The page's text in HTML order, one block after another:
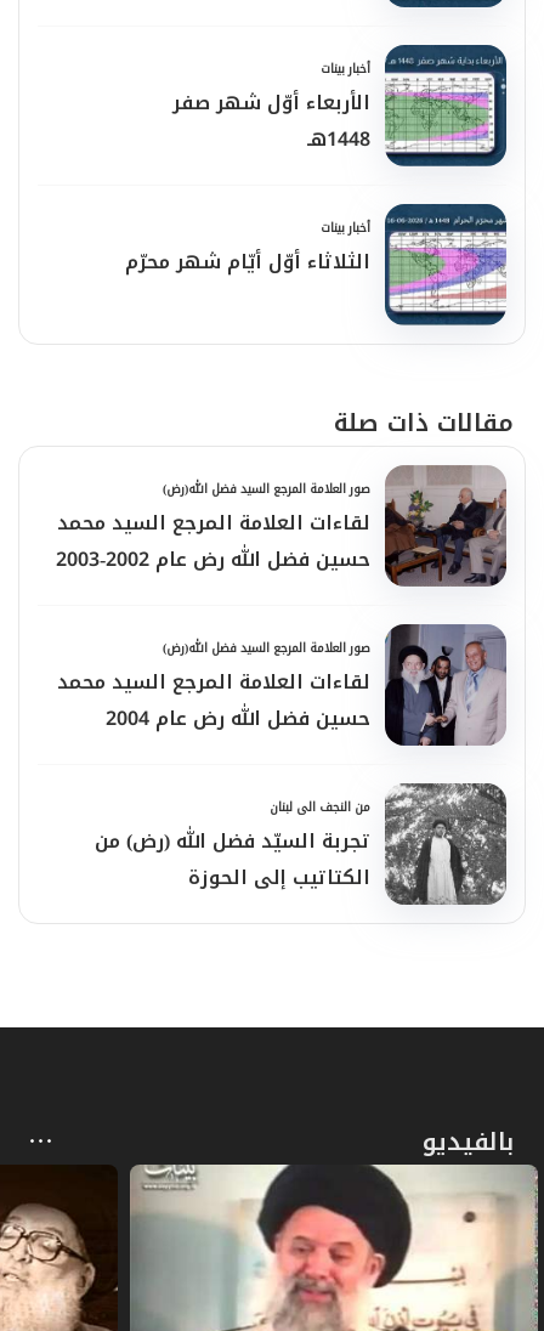
أخبار بينات
الأربعاء أوّل شهر صفر
1448هـ
أخبار بينات
الثلاثاء أوّل أيّام شهر محرّم
مقالات ذات صلة
صور العلامة المرجع السيد فضل الله(رض)
لقاءات العلامة المرجع السيد محمد
حسين فضل الله رض عام 2002-2003
صور العلامة المرجع السيد فضل الله(رض)
لقاءات العلامة المرجع السيد محمد
حسين فضل الله رض عام 2004
من النجف الى لبنان
تجربة السيّد فضل الله (رض) من
الكتاتيب إلى الحوزة
بالفيديو